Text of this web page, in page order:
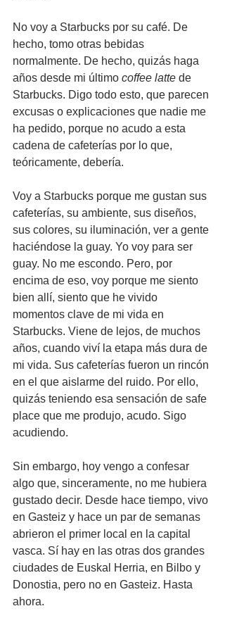
No voy a Starbucks por su café. De
hecho, tomo otras bebidas
normalmente. De hecho, quizás haga
años desde mi último coffee latte de
Starbucks. Digo todo esto, que parecen
excusas o explicaciones que nadie me
ha pedido, porque no acudo a esta
cadena de cafeterías por lo que,
teóricamente, debería.
Voy a Starbucks porque me gustan sus
cafeterías, su ambiente, sus diseños,
sus colores, su iluminación, ver a gente
haciéndose la guay. Yo voy para ser
guay. No me escondo. Pero, por
encima de eso, voy porque me siento
bien allí, siento que he vivido
momentos clave de mi vida en
Starbucks. Viene de lejos, de muchos
años, cuando viví la etapa más dura de
mi vida. Sus cafeterías fueron un rincón
en el que aislarme del ruido. Por ello,
quizás teniendo esa sensación de safe
place que me produjo, acudo. Sigo
acudiendo.
Sin embargo, hoy vengo a confesar
algo que, sinceramente, no me hubiera
gustado decir. Desde hace tiempo, vivo
en Gasteiz y hace un par de semanas
abrieron el primer local en la capital
vasca. Sí hay en las otras dos grandes
ciudades de Euskal Herria, en Bilbo y
Donostia, pero no en Gasteiz. Hasta
ahora.